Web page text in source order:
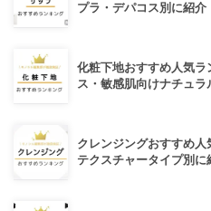
プラ・デパコス別に紹介
化粧下地おすすめ人気
ス・敏感肌向けナチュラ
クレンジングおすすめ
テクスチャータイプ別に